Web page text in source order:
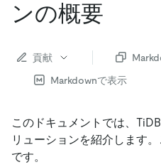
ンの概要
貢献
Markdownで表示
このドキュメントでは、
リューションを紹介します
です。